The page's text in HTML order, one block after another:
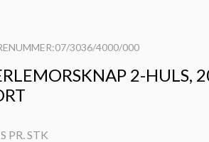
3036/4000/000
2-HULS,
PR. STK